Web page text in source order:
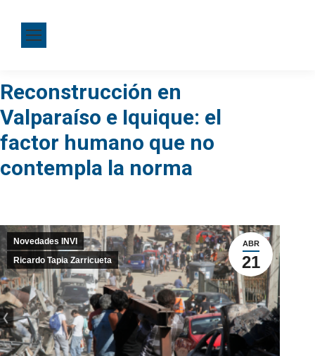
Reconstrucción en
Valparaíso e Iquique: el
factor humano que no
contempla la norma
ABR
21
Novedades INVI
Ricardo Tapia Zarricueta